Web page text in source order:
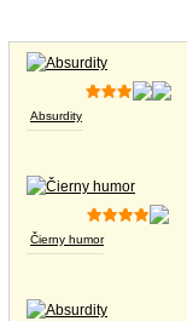
Absurdity
Čierny humor